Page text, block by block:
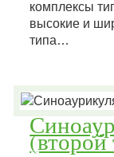
комплексы
высокие и
типа…